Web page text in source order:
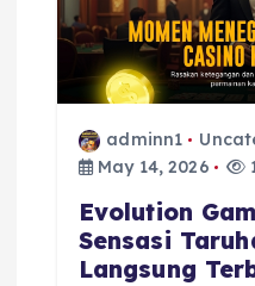
adminn1
May 14, 2026
Evolution
Sensasi
Langsung